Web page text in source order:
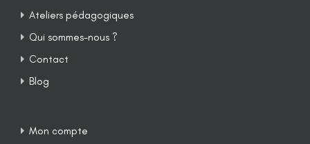
Ateliers pédagogiques
Qui sommes-nous ?
Contact
Blog
Mon compte